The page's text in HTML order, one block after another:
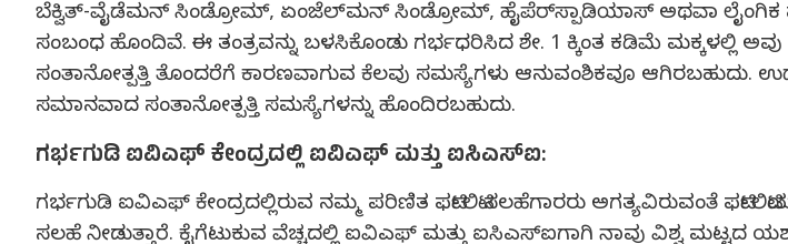
ಬೆಕ್ವಿತ್-ವೈಡೆಮನ್ ಸಿಂಡ್ರೋಮ್, ಏಂಜೆಲ್‍ಮನ್ ಸಿಂಡ್ರೋಮ್, ಹೈಪೆರ್‌ಸ್ಪಾಡಿಯಾಸ್ ಅಥವಾ ಲೈಂಗಿಕ
ಸಂಬಂಧ ಹೊಂದಿವೆ. ಈ ತಂತ್ರವನ್ನು ಬಳಸಿಕೊಂಡು ಗರ್ಭಧರಿಸಿದ ಶೇ. 1 ಕ್ಕಿಂತ ಕಡಿಮೆ ಮಕ್ಕಳಲ್ಲಿ ಅವು
ಸಂತಾನೋತ್ಪತ್ತಿ ತೊಂದರೆಗೆ ಕಾರಣವಾಗುವ ಕೆಲವು ಸಮಸ್ಯೆಗಳು ಆನುವಂಶಿಕವೂ
ಸಮಾನವಾದ ಸಂತಾನೋತ್ಪತ್ತಿ ಸಮಸ್ಯೆಗಳನ್ನು ಹೊಂದಿರಬಹುದು.
ಗರ್ಭಗುಡಿ ಐವಿಎಫ್ ಕೇಂದ್ರದಲ್ಲಿ ಐವಿಎಫ್ ಮತ್ತು ಐಸಿಎಸ್‍ಐ:
ಗರ್ಭಗುಡಿ ಐವಿಎಫ್ ಕೇಂದ್ರದಲ್ಲಿರುವ ನಮ್ಮ ಪರಿಣಿತ ಫರ್ಟಿಲಿಟಿ ಸಲಹೆಗಾರರು ಅಗತ್ಯವಿರುವಂತೆ
ಸಲಹೆ ನೀಡುತ್ತಾರೆ. ಕೈಗೆಟುಕುವ ವೆಚ್ಚದಲ್ಲಿ ಐವಿಎಫ್ ಮತ್ತು ಐಸಿಎಸ್‍ಐಗಾಗಿ ನಾವು ವಿಶ್ವ ಮಟ್ಟದ